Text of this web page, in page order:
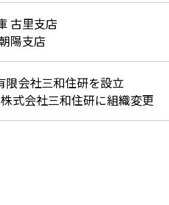
古里支店
陽支店
限会社三和住研を設立
式会社三和住研に組織変更